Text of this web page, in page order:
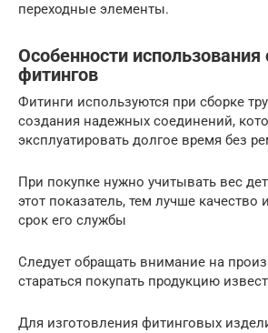
переходные элементы.
Особенности
фитингов
Фитинги используются при сборке
создания надежных соединений,
эксплуатировать долгое время без
При покупке нужно учитывать вес
этот показатель, тем лучше
срок его службы
Следует обращать внимание на
стараться покупать продукцию
Для изготовления фитинговых